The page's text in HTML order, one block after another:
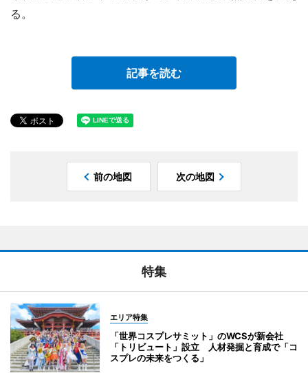
る。
記事を読む
前の地図 次の地図
特集
エリア特集
「世界コスプレサミット」のWCSが新会社
「トリビュート」設立 人材発掘と育成で「コ
スプレの未来をつくる」